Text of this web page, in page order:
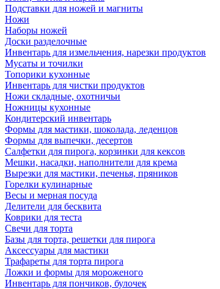
Подставки для ножей и магниты
Ножи
Наборы ножей
Доски разделочные
Инвентарь для измельчения, нарезки продуктов
Мусаты и точилки
Топорики кухонные
Инвентарь для чистки продуктов
Ножи складные, охотничьи
Ножницы кухонные
Кондитерский инвентарь
Формы для мастики, шоколада, леденцов
Формы для выпечки, десертов
Салфетки для пирога, корзинки для кексов
Мешки, насадки, наполнители для крема
Вырезки для мастики, печенья, пряников
Горелки кулинарные
Весы и мерная посуда
Делители для бесквита
Коврики для теста
Свечи для торта
Базы для торта, решетки для пирога
Аксессуары для мастики
Трафареты для торта пирога
Ложки и формы для мороженого
Инвентарь для пончиков, булочек